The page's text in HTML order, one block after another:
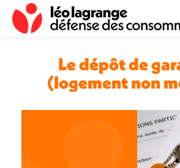
Le dépôt de
(logement non